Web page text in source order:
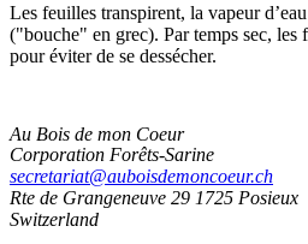
Les feuilles transpirent, la vapeur d’eau
("bouche" en grec). Par temps sec, les
pour éviter de se dessécher.
Au Bois de mon Coeur
Corporation Forêts-Sarine
secretariat@auboisdemoncoeur.ch
Rte de Grangeneuve 29 1725 Posieux
Switzerland